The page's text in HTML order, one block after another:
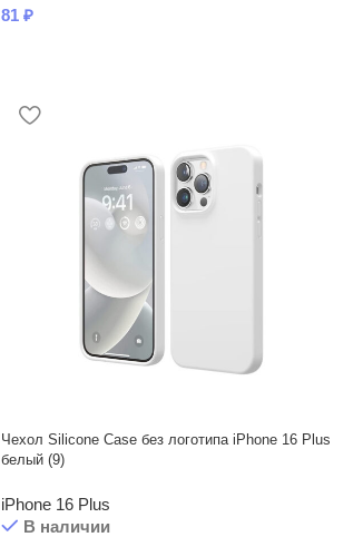
81 ₽
Чехол Silicone Case без логотипа iPhone 16 Plus
белый (9)
iPhone 16 Plus
В наличии